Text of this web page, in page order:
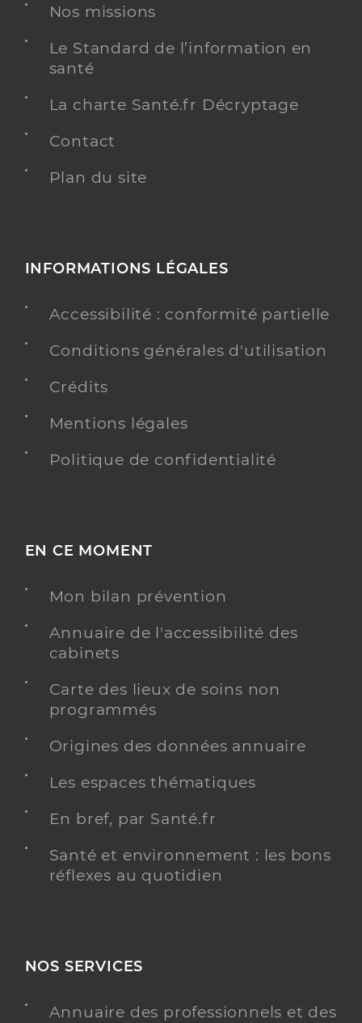
Nos missions
Le Standard de l’information en
santé
La charte Santé.fr Décryptage
Contact
Plan du site
INFORMATIONS LÉGALES
Accessibilité : conformité partielle
Conditions générales d'utilisation
Crédits
Mentions légales
Politique de confidentialité
EN CE MOMENT
Mon bilan prévention
Annuaire de l'accessibilité des
cabinets
Carte des lieux de soins non
programmés
Origines des données annuaire
Les espaces thématiques
En bref, par Santé.fr
Santé et environnement : les bons
réflexes au quotidien
NOS SERVICES
Annuaire des professionnels et des